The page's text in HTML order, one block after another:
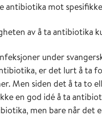
antibiotika mot
av å ta antibiotika
under
er det lurt å ta
Men siden det å ta to
en god idé å ta
men bare når det